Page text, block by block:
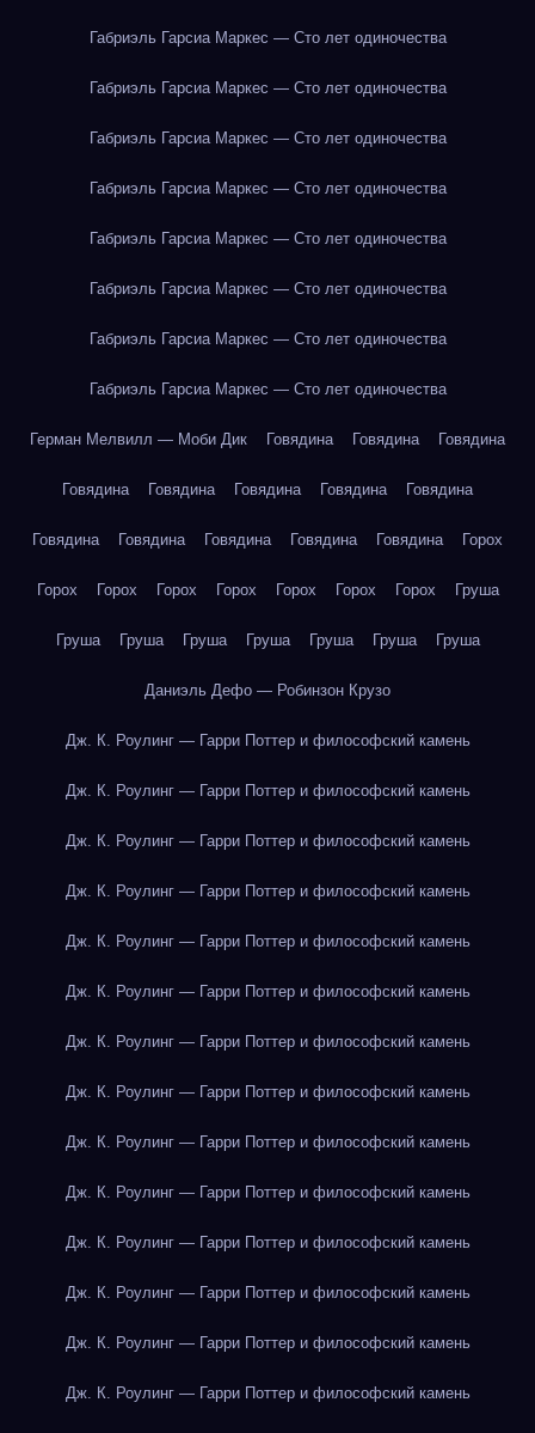
Габриэль Гарсиа Маркес — Сто лет одиночества
Габриэль Гарсиа Маркес — Сто лет одиночества
Габриэль Гарсиа Маркес — Сто лет одиночества
Габриэль Гарсиа Маркес — Сто лет одиночества
Габриэль Гарсиа Маркес — Сто лет одиночества
Габриэль Гарсиа Маркес — Сто лет одиночества
Габриэль Гарсиа Маркес — Сто лет одиночества
Габриэль Гарсиа Маркес — Сто лет одиночества
Герман Мелвилл — Моби Дик Говядина Говядина Говядина
Говядина Говядина Говядина Говядина Говядина
Говядина Говядина Говядина Говядина Говядина Горох
Горох Горох Горох Горох Горох Горох Горох Груша
Груша Груша Груша Груша Груша Груша Груша
Даниэль Дефо — Робинзон Крузо
Дж. К. Роулинг — Гарри Поттер и философский камень
Дж. К. Роулинг — Гарри Поттер и философский камень
Дж. К. Роулинг — Гарри Поттер и философский камень
Дж. К. Роулинг — Гарри Поттер и философский камень
Дж. К. Роулинг — Гарри Поттер и философский камень
Дж. К. Роулинг — Гарри Поттер и философский камень
Дж. К. Роулинг — Гарри Поттер и философский камень
Дж. К. Роулинг — Гарри Поттер и философский камень
Дж. К. Роулинг — Гарри Поттер и философский камень
Дж. К. Роулинг — Гарри Поттер и философский камень
Дж. К. Роулинг — Гарри Поттер и философский камень
Дж. К. Роулинг — Гарри Поттер и философский камень
Дж. К. Роулинг — Гарри Поттер и философский камень
Дж. К. Роулинг — Гарри Поттер и философский камень